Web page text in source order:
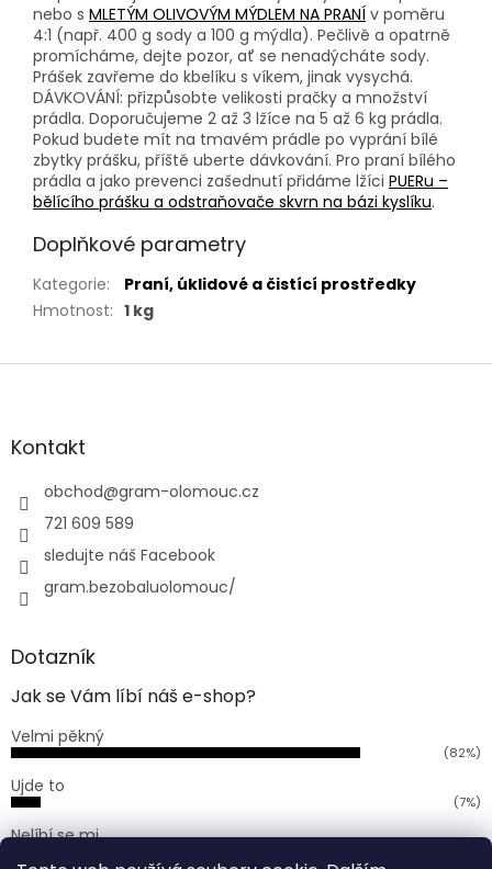
nebo s MLETÝM OLIVOVÝM MÝDLEM NA PRANÍ v poměru
4:1 (např. 400 g sody a 100 g mýdla). Pečlivě a opatrně
promícháme, dejte pozor, ať se nenadýcháte sody.
Prášek zavřeme do kbelíku s víkem, jinak vysychá.
DÁVKOVÁNÍ: přizpůsobte velikosti pračky a množství
prádla. Doporučujeme 2 až 3 lžíce na 5 až 6 kg prádla.
Pokud budete mít na tmavém prádle po vyprání bílé
zbytky prášku, příště uberte dávkování. Pro praní bílého
prádla a jako prevenci zašednutí přidáme lžíci PUERu –
bělícího prášku a odstraňovače skvrn na bázi kyslíku.
Doplňkové parametry
Kategorie:
Praní, úklidové a čistící prostředky
Hmotnost: 1 kg
Z
aKontakt
obchod@gram-olomouc.cz
721 609 589
sledujte náš Facebook
gram.bezobaluolomouc/
Dotazník
Jak se Vám líbí náš e-shop?
Velmi pěkný
(82%)
Ujde to
(7%)
Nelíbí se mi